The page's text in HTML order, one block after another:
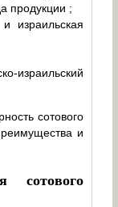
продукции ;
израильская
сотового
и